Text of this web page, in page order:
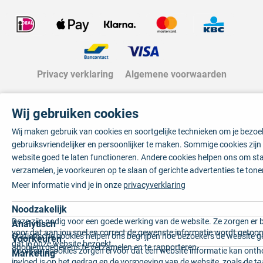
Privacy verklaring Algemene voorwaarden
Wij gebruiken cookies
Wij maken gebruik van cookies en soortgelijke technieken om je
gebruiksvriendelijker en persoonlijker te maken. Sommige cookies
website goed te laten functioneren. Andere cookies helpen ons om
verzamelen, je voorkeuren op te slaan of gerichte advertenties te
Meer informatie vind je in onze privacyverklaring
Noodzakelijk
Deze zijn nodig voor een goede werking van de website. Ze zorgen er
voor dat aan jou snel en correct de gewenste informatie wordt
dat je onze website bezoekt.
Analytisch
Statistische cookies helpen ons begrijpen hoe bezoekers de website
anoniem gegevens te verzamelen en te rapporteren.
Voorkeuren
Voorkeurscookies zorgen ervoor dat een website informatie kan
Marketing